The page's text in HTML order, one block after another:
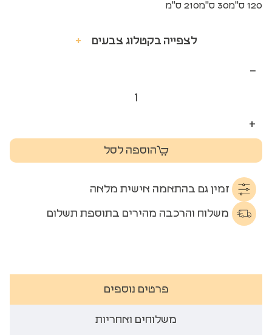
120 ס"מ 30 ס"מ 210 ס"מ
לצפייה בקטלוג צבעים +
−
+
הוספה לסל
זמין גם בהתאמה אישית מלאה
משלוח והרכבה מהירים בתוספת תשלום
פרטים נוספים
משלוחים ואחריות